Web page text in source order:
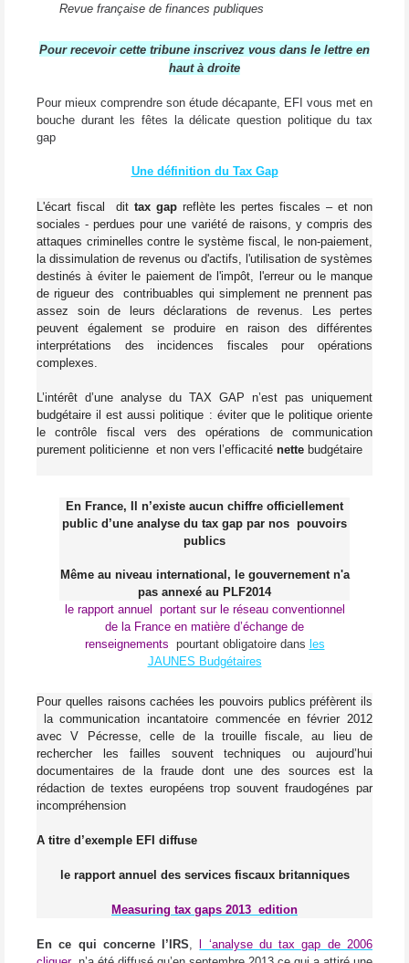
Revue française de finances publiques
Pour recevoir cette tribune inscrivez vous dans le lettre en
haut à droite
Pour mieux comprendre son étude décapante, EFI vous met en
bouche durant les fêtes la délicate question politique du tax
gap
Une définition du Tax Gap
L'écart fiscal dit tax gap reflèteles pertesfiscales – et non
sociales - perdues pour une variété de raisons , y comprisdes
attaques criminelles contre le système fiscal le non-paiement
la dissimulation de revenus ou d'actifs,
l'utilisation de systèmes
destinés à éviter le paiement de l'impôt , l'erreurou le manque
de rigueur des
contribuables quisimplement ne prennent pas
assez
soin de leurs déclarations de revenus
Les pertes
peuvent
également se produire
en raison des différentes
interprétations des
incidences fiscales pour opérations
complexes
L’intérêt d’une analyse du TAX GAP n’est pas uniquement
budgétaire il est aussi politique : éviter que le politique oriente
le contrôle fiscal vers des opérations de communication
purement politicienne et non vers l’efficacité nette budgétaire
En France, Il n’existe aucun chiffre officiellement
public d’une analyse du tax gap par nos pouvoirs
publics
Même au niveau international, le gouvernement n'a
pas annexé au PLF2014
le rapport annuel portant sur le réseau conventionnel
de la France en matière d’échange de
renseignements pourtant obligatoire dans les
JAUNES Budgétaires
Pour quelles raisons cachées les pouvoirs publics préfèrent ils
la communication incantatoire commencée en février 2012
avec V Pécresse, celle de la trouille fiscale, au lieu de
rechercher les failles souvent techniques ou aujourd’hui
documentaires de la fraude dont une des sources est la
rédaction de textes européens trop souvent fraudogénes par
incompréhension
A titre d’exemple EFI diffuse
le rapport annuel des services fiscaux britanniques
Measuring tax gaps 2013 edition
En ce qui concerne l’IRS,
l ‘analyse du tax gap de 2006